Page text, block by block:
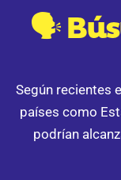
🗣
Según recientes
países como
podrían